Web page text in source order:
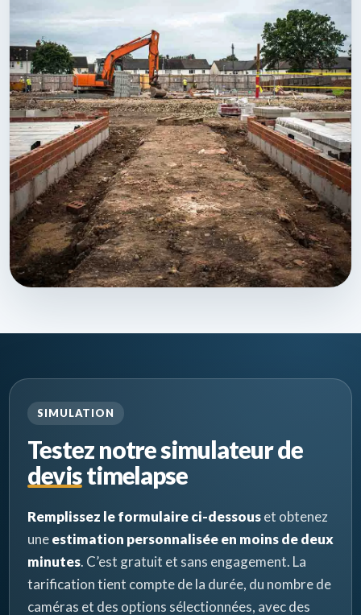
SIMULATION
Testez notre simulateur de
devis timelapse
Remplissez le formulaire ci-dessouset obtenez
uneestimation personnalisée en moins de deux
minutes. C’est gratuit et sans engagement. La
tarification tient compte de la durée, du nombre de
caméras et des options sélectionnées, avec des